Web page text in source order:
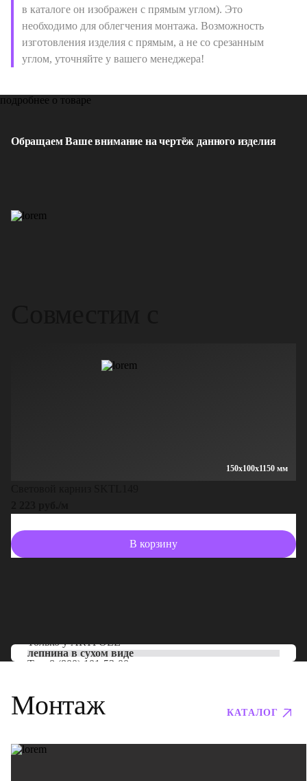
в каталоге он изображен с прямым углом). Это
необходимо для облегчения монтажа. Возможность
изготовления изделия с прямым, а не со срезанным
углом, уточняйте у вашего менеджера!
подробнее о товаре
Обращаем Ваше внимание на чертёж данного изделия
150x100x1150 мм
В корзину
Только уARTPOLE
лепнина в сухом виде
Тел: 8 (800) 101-53-00
Монтаж КАТАЛОГ